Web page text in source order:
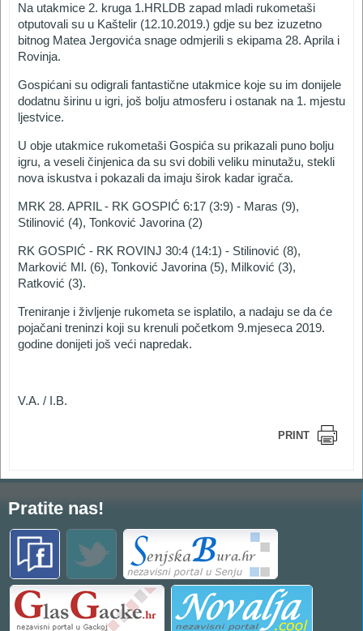
Na utakmice 2. kruga 1.HRLDB zapad mladi rukometaši
otputovali su u Kaštelir (12.10.2019.) gdje su bez izuzetno
bitnog Matea Jergovića snage odmjerili s ekipama 28. Aprila i
Rovinja.
Gospićani su odigrali fantastične utakmice koje su im donijele
dodatnu širinu u igri, još bolju atmosferu i ostanak na 1. mjestu
ljestvice.
U obje utakmice rukometaši Gospića su prikazali puno bolju
igru, a veseli činjenica da su svi dobili veliku minutažu, stekli
nova iskustva i pokazali da imaju širok kadar igrača.
MRK 28. APRIL - RK GOSPIĆ 6:17 (3:9) - Maras (9),
Stilinović (4), Tonković Javorina (2)
RK GOSPIĆ - RK ROVINJ 30:4 (14:1) - Stilinović (8),
Marković Ml. (6), Tonković Javorina (5), Milković (3),
Ratković (3).
Treniranje i življenje rukometa se isplatilo, a nadaju se da će
pojačani treninzi koji su krenuli početkom 9.mjeseca 2019.
godine donijeti još veći napredak.
V.A. / I.B.
PRINT
Pratite nas!